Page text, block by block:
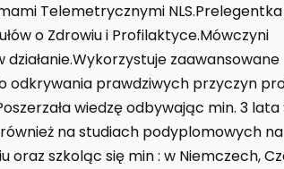
Telemetrycznymi
o Zdrowiu i Profilaktyce.Mówczyni
zaawansowane
odkrywania prawdziwych przyczyn
wiedzę odbywając min. 3 lata
na studiach podyplomowych na
oraz szkoląc się min : w Niemczech,